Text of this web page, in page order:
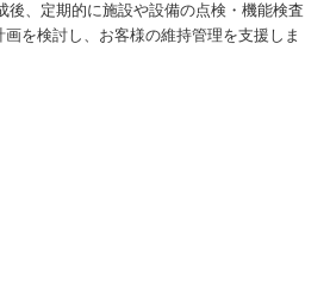
、定期的に施設や設備の点検・機能検査
を検討し、お客様の維持管理を支援しま